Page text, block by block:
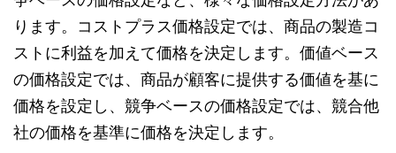
ります。コストプラス価格設定では、商品の製造コ
ストに利益を加えて価格を決定します。価値ベース
の価格設定では、商品が顧客に提供する価値を基に
価格を設定し、競争ベースの価格設定では、競合他
社の価格を基準に価格を決定します。